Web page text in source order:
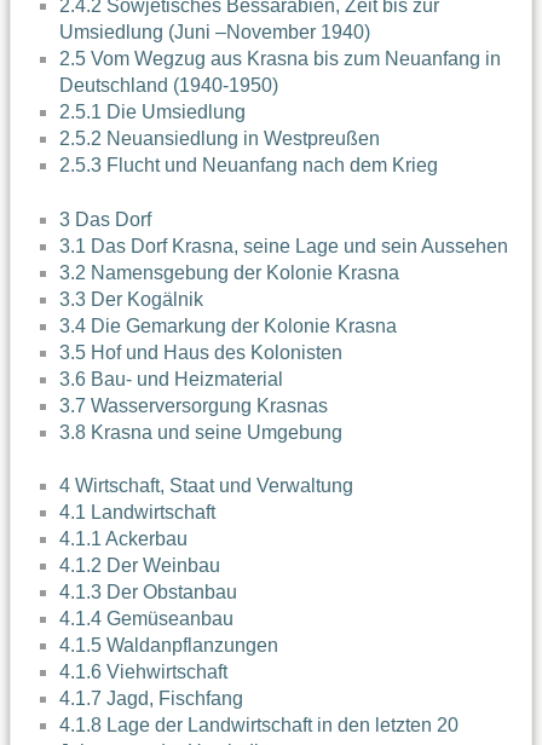
2.4.2 Sowjetisches Bessarabien, Zeit bis zur
Umsiedlung (Juni –November 1940)
2.5 Vom Wegzug aus Krasna bis zum Neuanfang in
Deutschland (1940-1950)
2.5.1 Die Umsiedlung
2.5.2 Neuansiedlung in Westpreußen
2.5.3 Flucht und Neuanfang nach dem Krieg
3 Das Dorf
3.1 Das Dorf Krasna, seine Lage und sein Aussehen
3.2 Namensgebung der Kolonie Krasna
3.3 Der Kogälnik
3.4 Die Gemarkung der Kolonie Krasna
3.5 Hof und Haus des Kolonisten
3.6 Bau- und Heizmaterial
3.7 Wasserversorgung Krasnas
3.8 Krasna und seine Umgebung
4 Wirtschaft, Staat und Verwaltung
4.1 Landwirtschaft
4.1.1 Ackerbau
4.1.2 Der Weinbau
4.1.3 Der Obstanbau
4.1.4 Gemüseanbau
4.1.5 Waldanpflanzungen
4.1.6 Viehwirtschaft
4.1.7 Jagd, Fischfang
4.1.8 Lage der Landwirtschaft in den letzten 20